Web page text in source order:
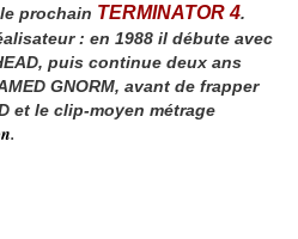
prochain TERMINATOR 4.
: en 1988 il débute avec
puis continue deux ans
GNORM, avant de frapper
et le clip-moyen métrage
.